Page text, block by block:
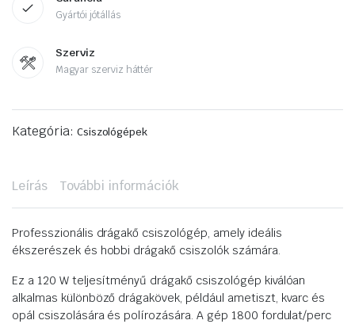
Gyártói jótállás
Szerviz
Magyar szerviz háttér
Kategória: Csiszológépek
Leírás További információk
Professzionális drágakő csiszológép, amely ideális
ékszerészek és hobbi drágakő csiszolók számára.
Ez a 120 W teljesítményű drágakő csiszológép kiválóan
alkalmas különböző drágakövek, például ametiszt, kvarc és
opál csiszolására és polírozására. A gép 1800 fordulat/perc